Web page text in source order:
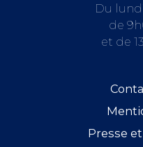
Du
de
et de
Presse